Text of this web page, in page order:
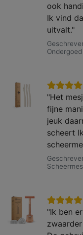
ook
Ik vind
uitvalt."
"Het
fijne
jeuk
scheert
Scheermes
"Ik ben